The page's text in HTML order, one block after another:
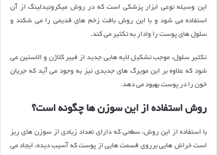
این وسیله نوعی ابزار پزشکی است که در روش میکرونیدلینگ از آن
استفاده می شود و با این روش بافت زخم های قدیمی را می شکند و
سلول های پوست را وادار به تکثیر می کند.
تکثیر سلول، موجب تشکیل لایه هایی جدید از فیبر کلاژن و الاستین می
شود که علاوه بر این مویرگ های جدیدی نیز به وجود می آید که جریان
خون را در پوست بهبود می دهد.
روش استفاده از این سوزن ها چگونه است؟
با استفاده از این روش، سطحی که دارای تعداد زیادی از سوزن های ریز
است خراش هایی برروی قسمت هایی از پوست که آسیب دیده، ایجاد می